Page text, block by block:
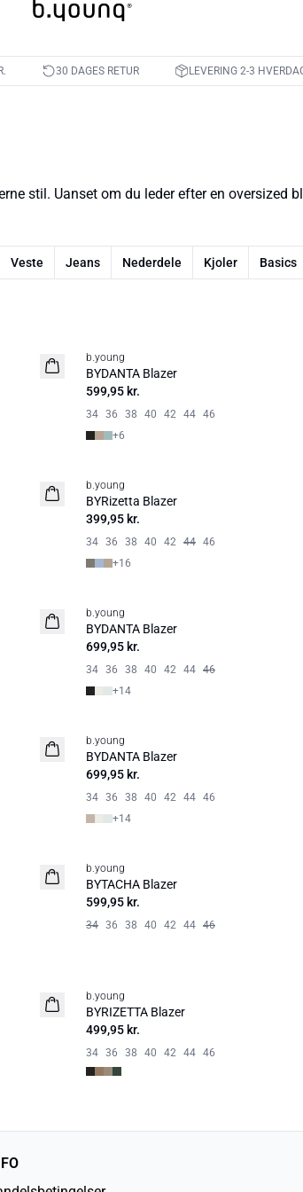
30 DAGES RETUR LEVERING 2-3
stil. Uanset om du leder efter en oversized
Veste Jeans Nederdele Kjoler Basics
Basic
b.young
BYDANTA Blazer
599,95 kr.
34 36 38 40 42 44 46
+6
Nyhed
b.young
BYRizetta Blazer
399,95 kr.
34 36 38 40 42 44 46
+16
b.young
BYDANTA Blazer
699,95 kr.
34 36 38 40 42 44 46
+14
b.young
BYDANTA Blazer
699,95 kr.
34 36 38 40 42 44 46
+14
b.young
BYTACHA Blazer
599,95 kr.
34 36 38 40 42 44 46
Basic
b.young
BYRIZETTA Blazer
499,95 kr.
34 36 38 40 42 44 46